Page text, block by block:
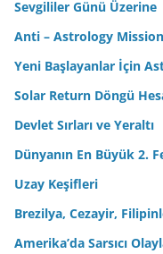
Sevgililer Günü Üzerine
Anti – Astrology
Yeni Başlayanlar İçin
Solar Return Döngü
Devlet Sırları ve Yeraltı
Dünyanın En Büyük 2.
Uzay Keşifleri
Brezilya, Cezayir,
Amerika’da Sarsıcı